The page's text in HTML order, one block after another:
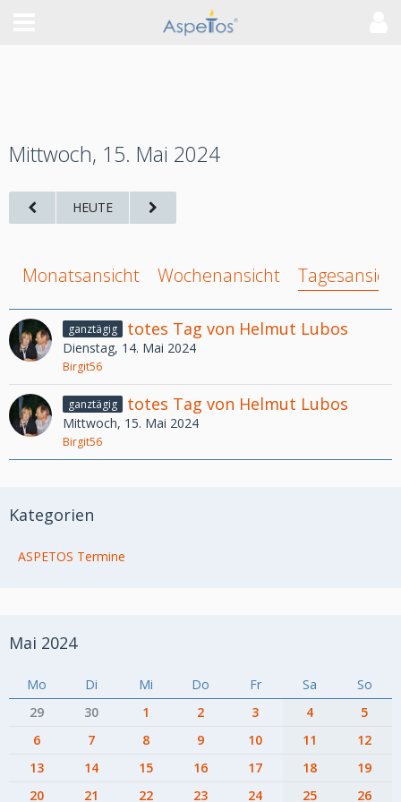
Mittwoch, 15. Mai 2024
HEUTE
Monatsansicht Wochenansicht Tagesansicht
ganztägig totes Tag von Helmut Lubos
Dienstag, 14. Mai 2024
Birgit56
ganztägig totes Tag von Helmut Lubos
Mittwoch, 15. Mai 2024
Birgit56
Kategorien
ASPETOS Termine
Mai 2024
Mo Di Mi Do Fr Sa
So
29
30 1 2 3 4
5
6
7 8 9 10 11
12
13
14 15 16 17 18
19
20
21 22 23 24 25 26